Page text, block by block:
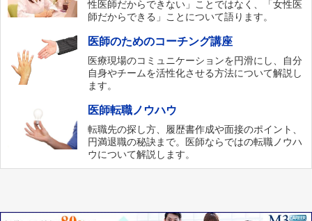
性医師だからできない」ことではなく、「女性医
師だからできる」ことについて語ります。
医師のためのコーチング講座
医療現場のコミュニケーションを円滑にし、自分
自身やチームを活性化させる方法について解説し
ます。
医師転職ノウハウ
転職先の探し方、履歴書作成や面接のポイント、
円満退職の秘訣まで。医師ならではの転職ノウハ
ウについて解説します。